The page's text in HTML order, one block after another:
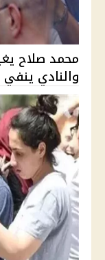
محمد صلاح
والنادي